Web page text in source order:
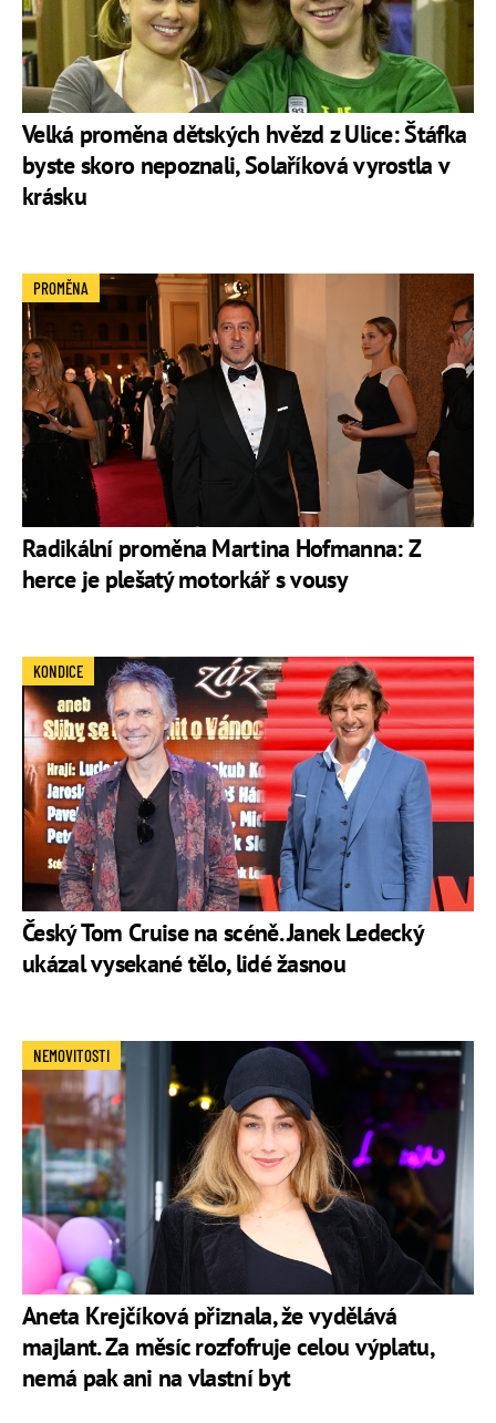
Velká proměna dětských hvězd z Ulice: Štáfka
byste skoro nepoznali, Solaříková vyrostla v
krásku
Radikální proměna Martina Hofmanna: Z
herce je plešatý motorkář s vousy
PROMĚNA
Český Tom Cruise na scéně. Janek Ledecký
ukázal vysekané tělo, lidé žasnou
KONDICE
Aneta Krejčíková přiznala, že vydělává
majlant. Za měsíc rozfofruje celou výplatu,
nemá pak ani na vlastní byt
NEMOVITOSTI